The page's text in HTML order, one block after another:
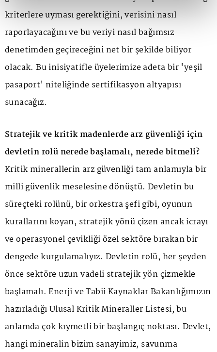
kriterlere uyması gerektiğini, verisini nasıl
raporlayacağını ve bu veriyi nasıl bağımsız
denetimden geçireceğini net bir şekilde biliyor
olacak. Bu inisiyatifle üyelerimize adeta bir 'yeşil
pasaport' niteliğinde sertifikasyon altyapısı
sunacağız.
Stratejik ve kritik madenlerde arz güvenliği için
devletin rolü nerede başlamalı, nerede bitmeli?
Kritik minerallerin arz güvenliği tam anlamıyla bir
milli güvenlik meselesine dönüştü. Devletin bu
süreçteki rolünü, bir orkestra şefi gibi, oyunun
kurallarını koyan, stratejik yönü çizen ancak icrayı
ve operasyonel çevikliği özel sektöre bırakan bir
dengede kurgulamalıyız. Devletin rolü, her şeyden
önce sektöre uzun vadeli stratejik yön çizmekle
başlamalı. Enerji ve Tabii Kaynaklar Bakanlığımızın
hazırladığı Ulusal Kritik Mineraller Listesi, bu
anlamda çok kıymetli bir başlangıç noktası. Devlet,
hangi mineralin bizim sanayimiz, savunma